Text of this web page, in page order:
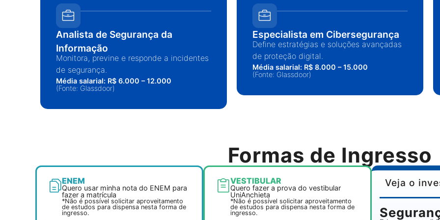
Analista de Segurança da
Informação
Monitora, previne e responde a incidentes
de segurança.
Média salarial: R$ 6.000 – 12.000
(Fonte: Glassdoor)
Especialista em Cibersegurança
Define estratégias e soluções avançadas
de proteção digital.
Média salarial: R$ 8.000 – 15.000
(Fonte: Glassdoor)
Formas de Ingresso
ENEM
Quero usar minha nota do ENEM para
fazer a matrícula
*Não é possível solicitar aproveitamento
de estudos para dispensa nesta forma de
ingresso.
VESTIBULAR
Quero fazer a prova do vestibular
UniAnchieta
*Não é possível solicitar aproveitamento
de estudos para dispensa nesta forma de
ingresso.
Veja o